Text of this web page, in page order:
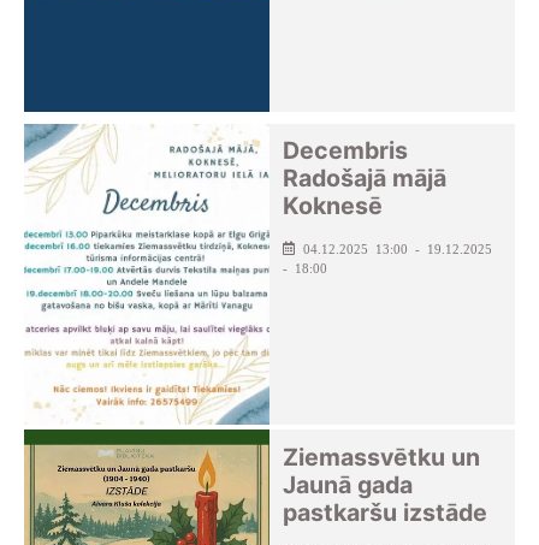
Decembris
Radošajā mājā
Koknesē
04.12.2025 13:00 - 19.12.2025
- 18:00
Ziemassvētku un
Jaunā gada
pastkaršu izstāde